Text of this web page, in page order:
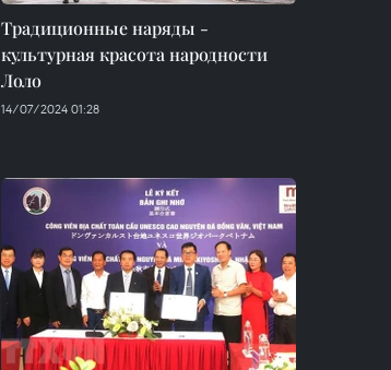
Традиционные наряды -
культурная красота народности
Лоло
14/07/2024 01:28